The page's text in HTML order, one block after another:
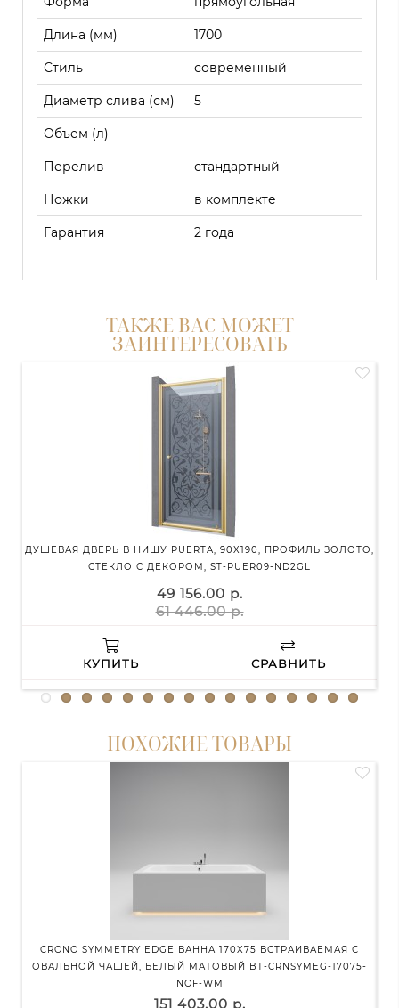
Длина (мм) 1700
Стиль современный
Диаметр слива (см) 5
Объем (л)
Перелив стандартный
Ножки в комплекте
Гарантия 2 года
ТАКЖЕ ВАС МОЖЕТ
ЗАИНТЕРЕСОВАТЬ
ДУШЕВАЯ ДВЕРЬ В НИШУ PUERTA, 90X190, ПРОФИЛЬ ЗОЛОТО,
СТЕКЛО С ДЕКОРОМ, ST-PUER09-ND2GL
49 156.00 р.
61 446.00 р.
КУПИТЬ СРАВНИТЬ
ПОХОЖИЕ ТОВАРЫ
CRONO SYMMETRY EDGE ВАННА 170X75 ВСТРАИВАЕМАЯ С
ОВАЛЬНОЙ ЧАШЕЙ, БЕЛЫЙ МАТОВЫЙ BT-CRNSYMEG-17075-
NOF-WM
151 403.00 р.